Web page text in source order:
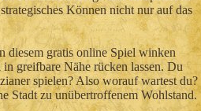
Können nicht nur auf das
diesem gratis online Spiel winken
greifbare Nähe rücken lassen. Du
spielen? Also worauf wartest du?
Stadt zu unübertroffenem Wohlstand.